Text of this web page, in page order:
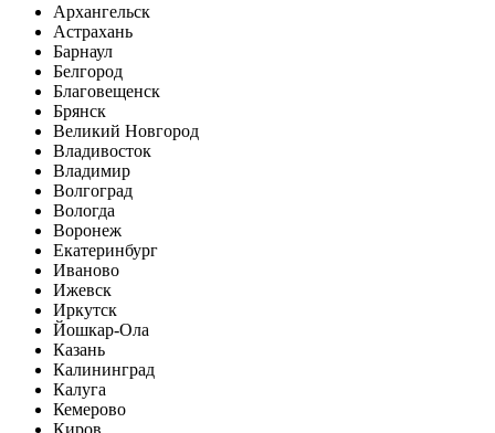
Архангельск
Астрахань
Барнаул
Белгород
Благовещенск
Брянск
Великий Новгород
Владивосток
Владимир
Волгоград
Вологда
Воронеж
Екатеринбург
Иваново
Ижевск
Иркутск
Йошкар-Ола
Казань
Калининград
Калуга
Кемерово
Киров